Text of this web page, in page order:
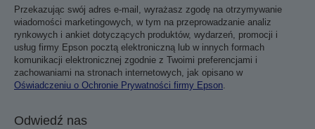
Przekazując swój adres e-mail, wyrażasz zgodę na otrzymywanie
wiadomości marketingowych, w tym na przeprowadzanie analiz
rynkowych i ankiet dotyczących produktów, wydarzeń, promocji i
usług firmy Epson pocztą elektroniczną lub w innych formach
komunikacji elektronicznej zgodnie z Twoimi preferencjami i
zachowaniami na stronach internetowych, jak opisano w
Oświadczeniu o Ochronie Prywatności firmy Epson
Odwiedź nas